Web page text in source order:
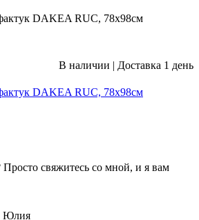
DAKEA RUC, 78х98см
В наличии | Доставка 1 день
DAKEA RUC, 78х98см
свяжитесь со мной, и я вам
Юлия